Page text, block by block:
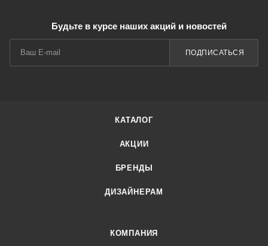
Будьте в курсе наших акций и новостей
ПОДПИСАТЬСЯ
КАТАЛОГ
АКЦИИ
БРЕНДЫ
ДИЗАЙНЕРАМ
КОМПАНИЯ